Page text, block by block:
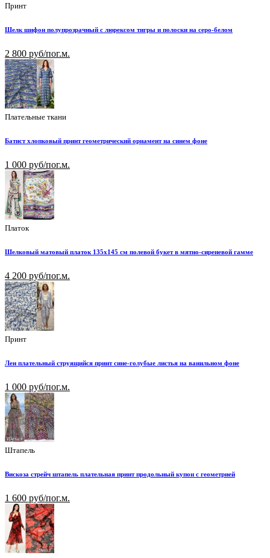
Принт
Шелк шифон полупрозрачный с люрексом тигры и полоски на серо-белом
2 800 руб/пог.м.
Плательные ткани
Батист хлопковый принт геометрический орнамент на синем фоне
1 000 руб/пог.м.
Платок
Шелковый матовый платок 135х145 см полевой букет в мятно-сиреневой гамме
4 200 руб/пог.м.
Принт
Лен плательный струящийся принт сине-голубые листья на ванильном фоне
1 000 руб/пог.м.
Штапель
Вискоза стрейч штапель плательная принт продольный купон с геометрией
1 600 руб/пог.м.